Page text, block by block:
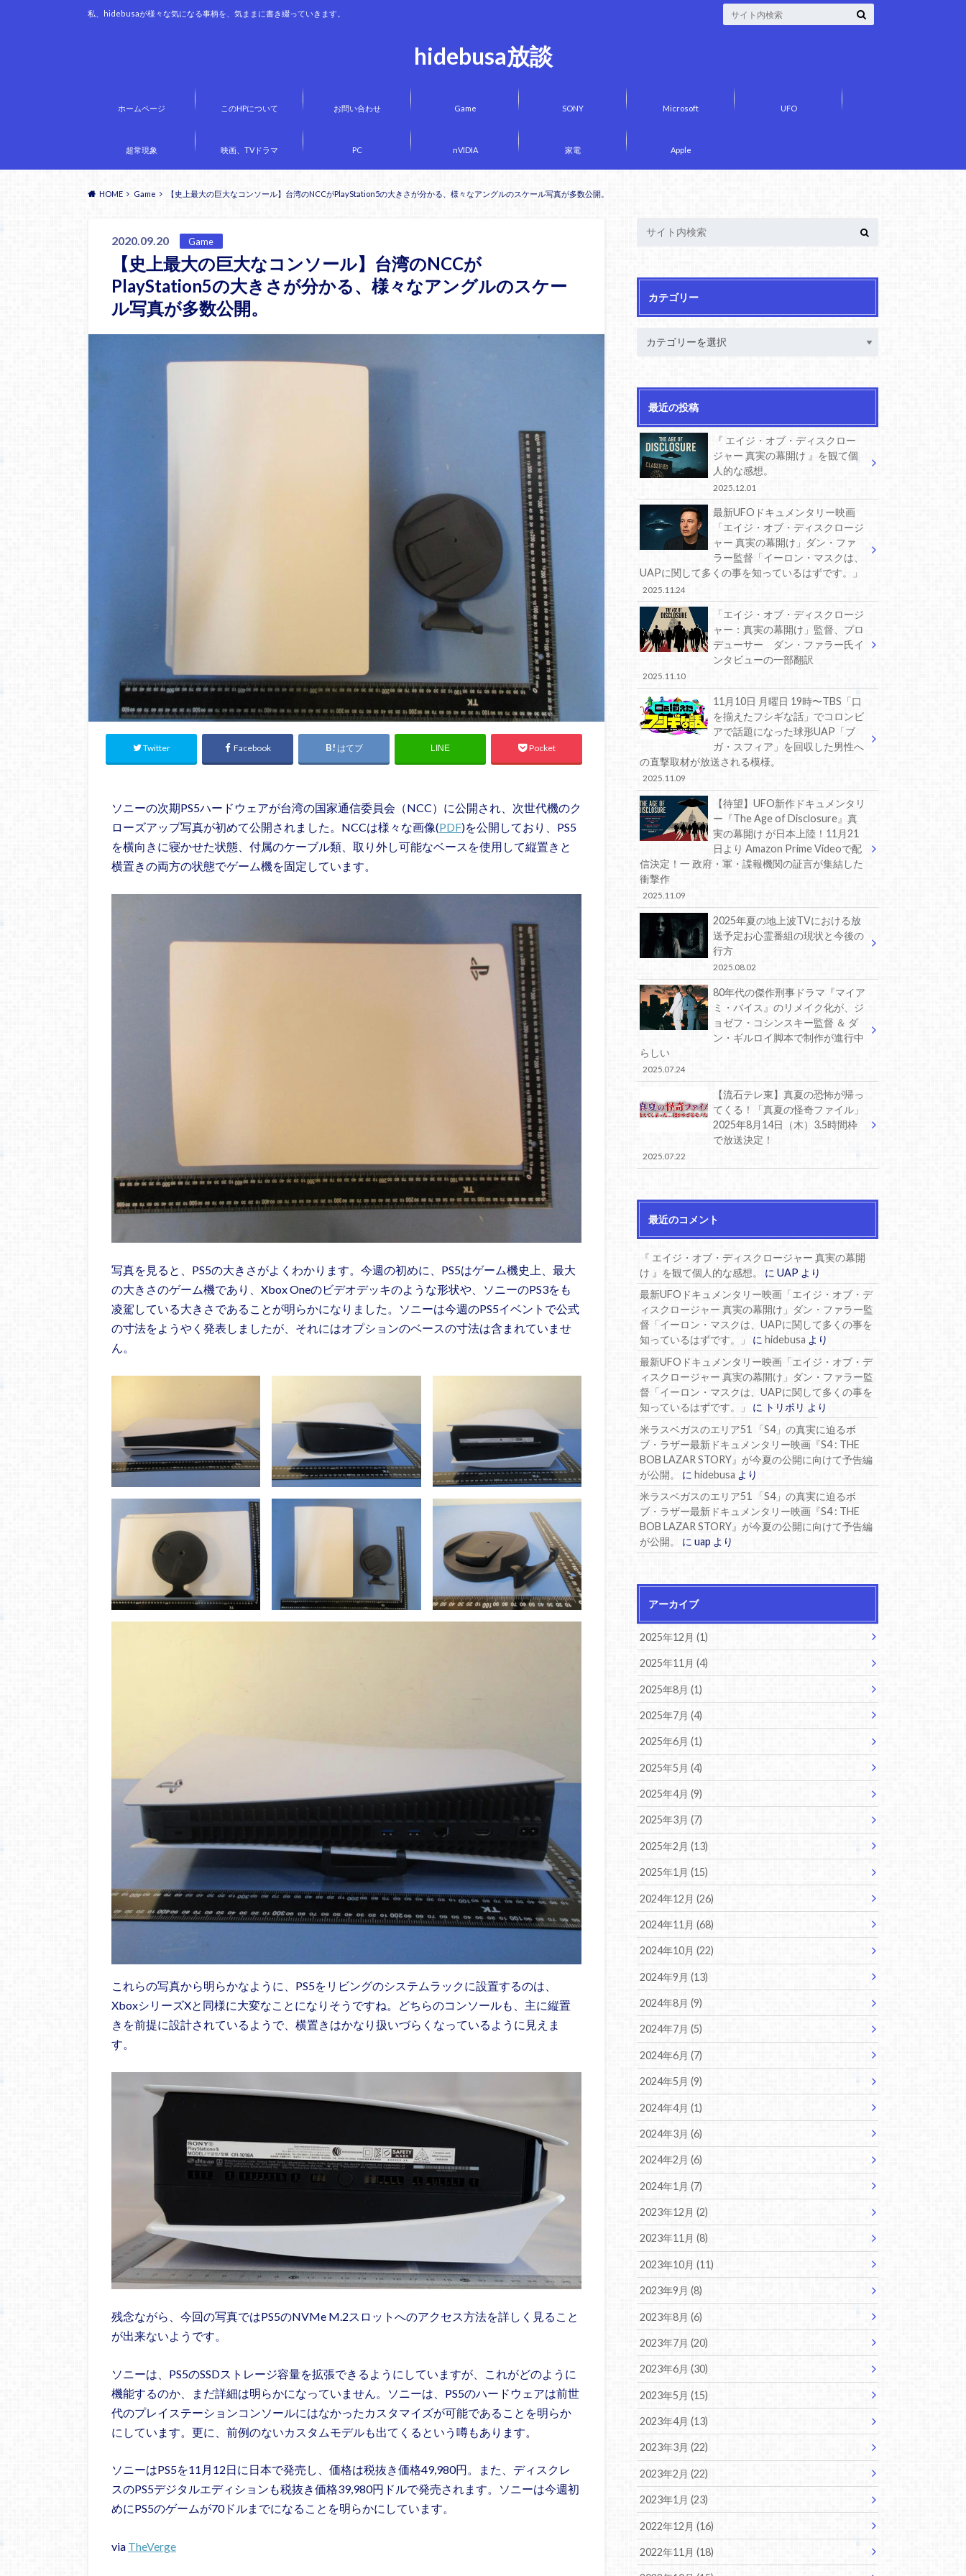
hidebusa放談
私、hidebusaが様々な気になる事柄を、気ままに書き綴っていきます。
ホームページ このHPについて お問い合わせ Game SONY Microsoft UFO
超常現象 映画、TVドラマ PC nVIDIA 家電 Apple
HOME Game 【史上最大の巨大なコンソール】台湾のNCCがPlayStation5の大きさが分かる、様々なアングルのスケール写真が多数公開。
2020.09.20 Game
【史上最大の巨大なコンソール】台湾のNCCが
PlayStation5の大きさが分かる、様々なアングルのスケー
ル写真が多数公開。
Twitter Facebook はてブ LINE Pocket
ソニーの次期PS5ハードウェアが台湾の国家通信委員会（NCC）に公開され、次世代機のク
ローズアップ写真が初めて公開されました。NCCは様々な画像(PDF)を公開しており、PS5
を横向きに寝かせた状態、付属のケーブル類、取り外し可能なベースを使用して縦置きと
横置きの両方の状態でゲーム機を固定しています。
写真を見ると、PS5の大きさがよくわかります。今週の初めに、PS5はゲーム機史上、最大
の大きさのゲーム機であり、Xbox Oneのビデオデッキのような形状や、ソニーのPS3をも
凌駕している大きさであることが明らかになりました。ソニーは今週のPS5イベントで公式
の寸法をようやく発表しましたが、それにはオプションのベースの寸法は含まれていませ
ん。
これらの写真から明らかなように、PS5をリビングのシステムラックに設置するのは、
XboxシリーズXと同様に大変なことになりそうですね。どちらのコンソールも、主に縦置
きを前提に設計されているようで、横置きはかなり扱いづらくなっているように見えま
す。
残念ながら、今回の写真ではPS5のNVMe M.2スロットへのアクセス方法を詳しく見ること
が出来ないようです。
ソニーは、PS5のSSDストレージ容量を拡張できるようにしていますが、これがどのように
機能するのか、まだ詳細は明らかになっていません。ソニーは、PS5のハードウェアは前世
代のプレイステーションコンソールにはなかったカスタマイズが可能であることを明らか
にしています。更に、前例のないカスタムモデルも出てくるという噂もあります。
ソニーはPS5を11月12日に日本で発売し、価格は税抜き価格49,980円。また、ディスクレ
スのPS5デジタルエディションも税抜き価格39,980円ドルで発売されます。ソニーは今週初
めにPS5のゲームが70ドルまでになることを明らかにしています。
via TheVerge
カテゴリー
最近の投稿
『 エイジ・オブ・ディスクロー
ジャー 真実の幕開け 』を観て個
人的な感想。
2025.12.01
最新UFOドキュメンタリー映画
「エイジ・オブ・ディスクロージ
ャー 真実の幕開け」ダン・ファ
ラー監督「イーロン・マスクは、
UAPに関して多くの事を知っているはずです。」
2025.11.24
「エイジ・オブ・ディスクロージ
ャー：真実の幕開け」監督、プロ
デューサー ダン・ファラー氏イ
ンタビューの一部翻訳
2025.11.10
11月10日 月曜日 19時〜TBS「口
を揃えたフシギな話」でコロンビ
アで話題になった球形UAP「ブ
ガ・スフィア」を回収した男性へ
の直撃取材が放送される模様。
2025.11.09
【待望】UFO新作ドキュメンタリ
ー『The Age of Disclosure』真
実の幕開け が日本上陸！11月21
日より Amazon Prime Videoで配
信決定！一 政府・軍・諜報機関の証言が集結した
衝撃作
2025.11.09
2025年夏の地上波TVにおける放
送予定お心霊番組の現状と今後の
行方
2025.08.02
80年代の傑作刑事ドラマ『マイア
ミ・バイス』のリメイク化が、ジ
ョゼフ・コシンスキー監督 ＆ ダ
ン・ギルロイ脚本で制作が進行中
らしい
2025.07.24
【流石テレ東】真夏の恐怖が帰っ
てくる！「真夏の怪奇ファイル」
2025年8月14日（木）3.5時間枠
で放送決定！
2025.07.22
最近のコメント
『 エイジ・オブ・ディスクロージャー 真実の幕開
け 』を観て個人的な感想。
にUAP より
最新UFOドキュメンタリー映画「エイジ・オブ・デ
ィスクロージャー 真実の幕開け」ダン・ファラー監
督「イーロン・マスクは、UAPに関して多くの事を
知っているはずです。」
にhidebusa より
最新UFOドキュメンタリー映画「エイジ・オブ・デ
ィスクロージャー 真実の幕開け」ダン・ファラー監
督「イーロン・マスクは、UAPに関して多くの事を
知っているはずです。」
に トリポリ より
米ラスベガスのエリア51 「S4」の真実に迫るボ
ブ・ラザー最新ドキュメンタリー映画『S4 : THE
BOB LAZAR STORY』が今夏の公開に向けて予告編
が公開。
にhidebusa より
米ラスベガスのエリア51 「S4」の真実に迫るボ
ブ・ラザー最新ドキュメンタリー映画『S4 : THE
BOB LAZAR STORY』が今夏の公開に向けて予告編
が公開。
にuap より
アーカイブ
2025年12月 (1)
2025年11月 (4)
2025年8月 (1)
2025年7月 (4)
2025年6月 (1)
2025年5月 (4)
2025年4月 (9)
2025年3月 (7)
2025年2月 (13)
2025年1月 (15)
2024年12月 (26)
2024年11月 (68)
2024年10月 (22)
2024年9月 (13)
2024年8月 (9)
2024年7月 (5)
2024年6月 (7)
2024年5月 (9)
2024年4月 (1)
2024年3月 (6)
2024年2月 (6)
2024年1月 (7)
2023年12月 (2)
2023年11月 (8)
2023年10月 (11)
2023年9月 (8)
2023年8月 (6)
2023年7月 (20)
2023年6月 (30)
2023年5月 (15)
2023年4月 (13)
2023年3月 (22)
2023年2月 (22)
2023年1月 (23)
2022年12月 (16)
2022年11月 (18)